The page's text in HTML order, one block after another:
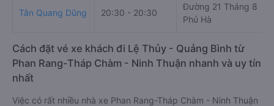
Tân Quang Dũng 20:30 - 20:30
Đường 21 Tháng 8
Phủ Hà
Cách đặt vé xe khách đi Lệ Thủy - Quảng Bình từ
Phan Rang-Tháp Chàm - Ninh Thuận nhanh và uy tín
nhất
Việc có rất nhiều nhà xe Phan Rang-Tháp Chàm - Ninh Thuận